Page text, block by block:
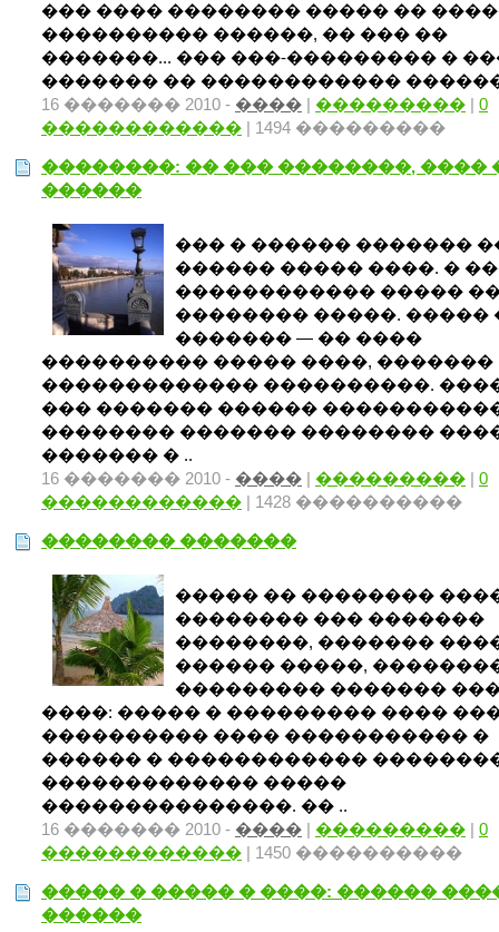
��� ���� �������� ����� ��
���������� ������, �� ��� ��
�������... ��� ���-��������� �
������� �� ������������
16 ������� 2010 - ���� | ��������� | 0
������������ | 1494 ���������
��������: �� ��� ��������, ����
������
��� � ������ �������
������ ����� ����. �
������������ �����
�������� �����. �����
������� — �� ����
���������� ����� ����, �������
������������� ����������.
��� ������� ������
�������� ������� ��������
������� � ..
16 ������� 2010 - ���� | ��������� | 0
������������ | 1428 ����������
�������� �������
����� �� ��������
�������� ��� �������
��������, �������
������ �����,
��������� �������
����: ����� � ��������� ����
���������� ���� ����������� �
������ � ������������
������������� �����
���������������. �� ..
16 ������� 2010 - ���� | ��������� | 0
������������ | 1450 ����������
����� � ����� � ����: ������
������